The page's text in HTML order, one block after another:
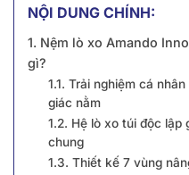
NỘI DUNG CHÍNH:
1. Nệm lò xo Amando
gì?
1.1. Trải nghiệm cá
giác nằm
1.2. Hệ lò xo túi độc lập
chung
1.3. Thiết kế 7 vùng